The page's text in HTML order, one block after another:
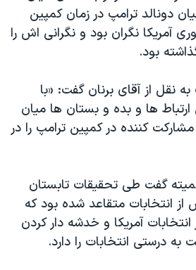
«سی‌پک»
دونالد ترامپ در زمان کمپین
آمریکا نگران بود و نگرانی اش را
بود.
نقل از آقای برنان گفت: «با
ارتباط ها و بده و بستان ها میان
کننده در کمپین ترامپ را در
گفت طی تحقیقات تابستان
انتخابات متقاعد شده بود که
آمریکا و خدشه دار کردن
به درستی انتخابات را دارد.